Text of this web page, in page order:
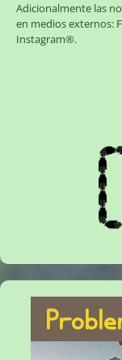
Adicionalmente las
en medios externos:
Instagram®.